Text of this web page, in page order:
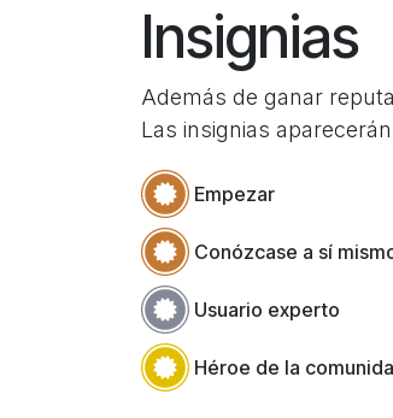
Insignias
Además de ganar
Las insignias
Empezar
Conózcase a sí
Usuario experto
Héroe de la